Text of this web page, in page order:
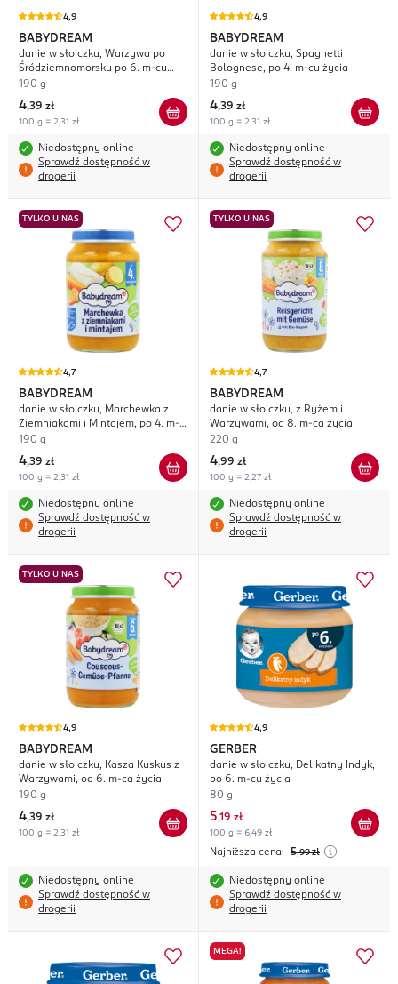
4,9
BABYDREAM
danie w słoiczku, Warzywa po
Śródziemnomorsku po 6. m-cu
życia
190 g
4,39 zł
100 g = 2,31 zł
Niedostępny online
Sprawdź dostępność w
drogerii
4,9
BABYDREAM
danie w słoiczku, Spaghetti
Bolognese, po 4. m-cu życia
190 g
4,39 zł
100 g = 2,31 zł
Niedostępny online
Sprawdź dostępność w
drogerii
TYLKO U NAS
4,7
BABYDREAM
danie w słoiczku, Marchewka z
Ziemniakami i Mintajem, po 4. m-
cu życia
190 g
4,39 zł
100 g = 2,31 zł
Niedostępny online
Sprawdź dostępność w
drogerii
TYLKO U NAS
4,7
BABYDREAM
danie w słoiczku, z Ryżem i
Warzywami, od 8. m-ca życia
220 g
4,99 zł
100 g = 2,27 zł
Niedostępny online
Sprawdź dostępność w
drogerii
TYLKO U NAS
4,9
BABYDREAM
danie w słoiczku, Kasza Kuskus z
Warzywami, od 6. m-ca życia
190 g
4,39 zł
100 g = 2,31 zł
Niedostępny online
Sprawdź dostępność w
drogerii
4,9
GERBER
danie w słoiczku, Delikatny Indyk,
po 6. m-cu życia
80 g
5,19 zł
100 g = 6,49 zł
Najniższa cena: 5,99 zł
Niedostępny online
Sprawdź dostępność w
drogerii
MEGA!